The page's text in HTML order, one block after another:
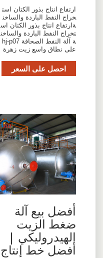
ارتفاع انتاج بذور الكتان است
خراج النفط الباردة والساخن
ةارتفاع انتاج بذور الكتان اس
تخراج النفط الباردة والساخن
ة آلة النفط الصحافة hj-p07
على نطاق واسع زيت زهرة
احصل على السعر
أفضل بيع آلة
ضغط الزيت
الهيدروليكي |
أفضل خط إنتاج